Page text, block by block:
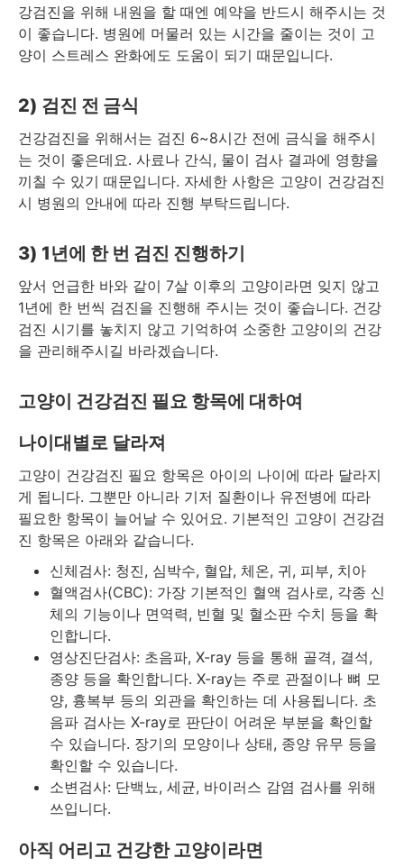
강검진을 위해 내원을 할 때엔 예약을 반드시 해주시는 것
이 좋습니다. 병원에 머물러 있는 시간을 줄이는 것이 고
양이 스트레스 완화에도 도움이 되기 때문입니다.
2) 검진 전 금식
건강검진을 위해서는 검진 6~8시간 전에 금식을 해주시
는 것이 좋은데요. 사료나 간식, 물이 검사 결과에 영향을
끼칠 수 있기 때문입니다. 자세한 사항은 고양이 건강검진
시 병원의 안내에 따라 진행 부탁드립니다.
3) 1년에 한 번 검진 진행하기
앞서 언급한 바와 같이 7살 이후의 고양이라면 잊지 않고
1년에 한 번씩 검진을 진행해 주시는 것이 좋습니다. 건강
검진 시기를 놓치지 않고 기억하여 소중한 고양이의 건강
을 관리해주시길 바라겠습니다.
고양이 건강검진 필요 항목에 대하여
나이대별로 달라져
고양이 건강검진 필요 항목은 아이의 나이에 따라 달라지
게 됩니다. 그뿐만 아니라 기저 질환이나 유전병에 따라
필요한 항목이 늘어날 수 있어요. 기본적인 고양이 건강검
진 항목은 아래와 같습니다.
신체검사: 청진, 심박수, 혈압, 체온, 귀, 피부, 치아
혈액검사(CBC): 가장 기본적인 혈액 검사로, 각종 신
체의 기능이나 면역력, 빈혈 및 혈소판 수치 등을 확
인합니다.
영상진단검사: 초음파, X-ray 등을 통해 골격, 결석,
종양 등을 확인합니다. X-ray는 주로 관절이나 뼈 모
양, 흉복부 등의 외관을 확인하는 데 사용됩니다. 초
음파 검사는 X-ray로 판단이 어려운 부분을 확인할
수 있습니다. 장기의 모양이나 상태, 종양 유무 등을
확인할 수 있습니다.
소변검사: 단백뇨, 세균, 바이러스 감염 검사를 위해
쓰입니다.
아직 어리고 건강한 고양이라면